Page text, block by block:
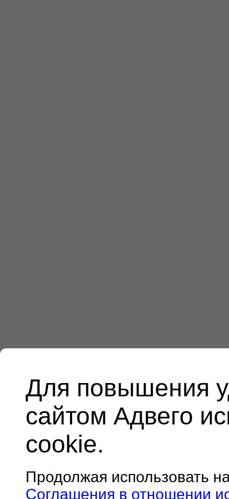
Для повышения
сайтом Адвего
cookie.
Продолжая использовать
Соглашения в отношении